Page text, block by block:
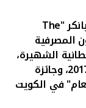
"
The
المصرفية
الشهيرة،
وهي جائزة "بنك العام" في العالم لعام 2017، وجائزة
في الكويت